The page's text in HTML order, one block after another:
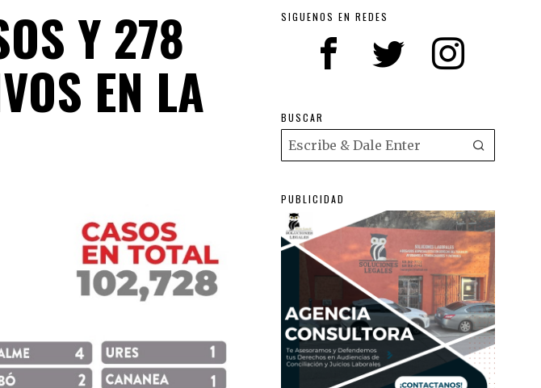
Y 278
EN LA
SIGUENOS EN REDES
BUSCAR
PUBLICIDAD